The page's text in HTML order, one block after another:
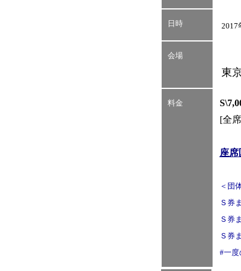
日時 2017
会場
東
料金
[全
座席
＜団
Ｓ券
Ｓ券
Ｓ券
#一度